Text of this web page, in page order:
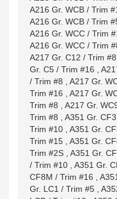
A216 Gr. WCB / Trim
A216 Gr. WCB / Trim
A216 Gr. WCC / Trim
A216 Gr. WCC / Trim
A217 Gr. C12 / Trim #8
Gr. C5 / Trim #16
/ Trim #8
A217 Gr.
Trim #16
A217 Gr.
Trim #8
A217 Gr.
Trim #8
A351 Gr.
Trim #10
A351 Gr.
Trim #15
A351 Gr.
Trim #2S
A351 Gr.
/ Trim #10
A351 Gr.
CF8M / Trim #16
Gr. LC1 / Trim #5